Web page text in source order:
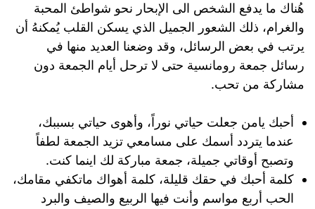
هُناك ما يدفع الشخص الى الإبحار نحو شواطئ المحبة
والغرام، ذلك الشعور الجميل الذي يسكن القلب يُمكنهُ أن
يرتب في بعض الرسائل، وقد وضعنا العديد منها في
رسائل جمعة رومانسية حتى لا ترحل أيام الجمعة دون
مشاركة من تحب.
أحبك يامن جعلت حياتي نوراً، وأهوى حياتي بسببك،
عندما يتردد أسمك على مسامعي تزيد الجمعة لطفاً
وتصبح أوقاتي جميلة، جمعة مباركة لك اينما كنت.
كلمة أحبك في حقك قليلة، كلمة أهواك ماتكفي مقامك،
الحب أربع مواسم وأنت فيها الربيع والصيف والبرد